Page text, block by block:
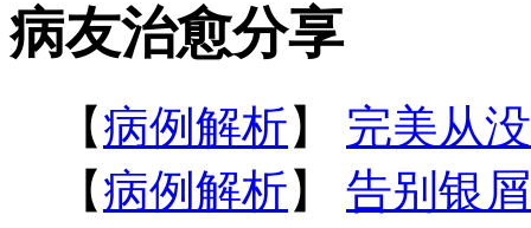
病友治愈分享
【病例解析】 完美从
【病例解析】 告别银